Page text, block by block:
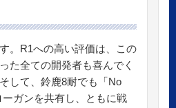
。R1への高い評価は、この
た全ての開発者も喜んでく
して、鈴鹿8耐でも「No
ガンを共有し、ともに戦